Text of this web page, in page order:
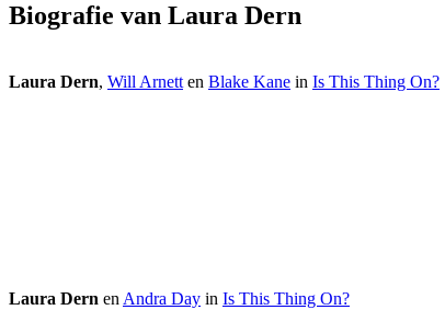
Biografie van Laura Dern
Laura Dern, Will Arnett en Blake Kane in Is This Thing On?
Laura Dern en Andra Day in Is This Thing On?